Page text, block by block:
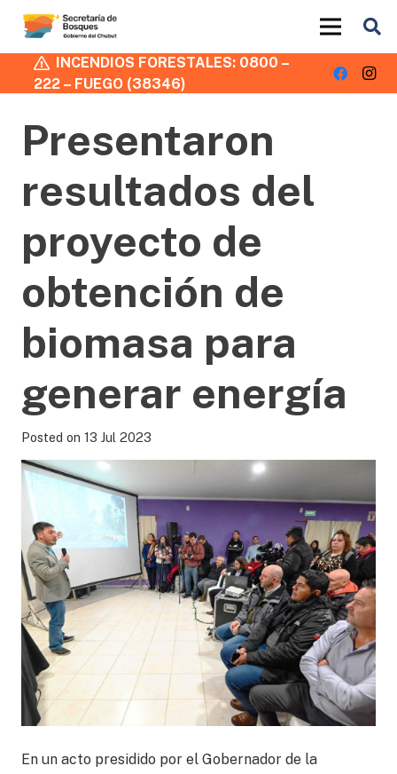
INCENDIOS FORESTALES: 0800 –
222 – FUEGO (38346)
Presentaron
resultados del
proyecto de
obtención de
biomasa para
generar energía
Posted on 13 Jul 2023
En un acto presidido por el Gobernador de la